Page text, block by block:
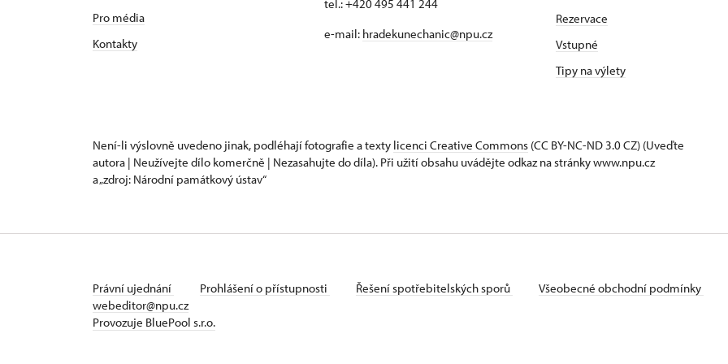
Pro média
Kontakty
tel.: +420 495 441 244
e-mail: hradekunechanic@npu.cz
Rezervace
Vstupné
Tipy na výlety
Není-li výslovně uvedeno jinak, podléhají fotografie a texty licenci Creative Commons (CC BY-NC-ND 3.0 CZ) (Uveďte
autora | Neužívejte dílo komerčně | Nezasahujte do díla). Při užití obsahu uvádějte odkaz na stránky www.npu.cz
a „zdroj: Národní památkový ústav“
Právní ujednání Prohlášení o přístupnosti Řešení spotřebitelských sporů Všeobecné obchodní podmínky
webeditor@npu.cz
Provozuje BluePool s.r.o.